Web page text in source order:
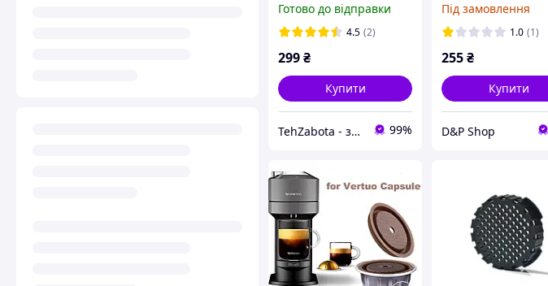
Vertuoline від ICafilas
Готово до відправки
4.5 (2)
299₴
Купити
TehZabota - запчастини та аксесуари до побутової техніки 99%
Nespresso Vertuo
Vertuoline від
Під замовлення
1.0 (1)
255₴
Купити
D&P Shop